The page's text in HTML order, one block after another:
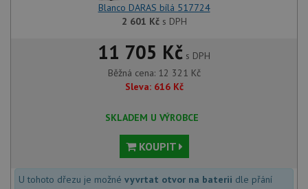
Blanco DARAS bílá 517724
2 601 Kčs DPH
11 705 Kč s DPH
Běžná cena: 12 321 Kč
Sleva: 616 Kč
SKLADEM U VÝROBCE
KOUPIT
U tohoto dřezu je možné vyvrtat otvor na baterii dle přání